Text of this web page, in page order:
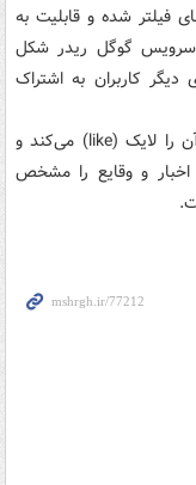
فیلتر شده و قابلیت به
سرویس گوگل ریدر شکل
دیگر کاربران به اشتراک
هر کاربر نیز در صورت پسندیدن یک مطلب، آن را لایک (like) می‌کند و
اخبار و وقایع را مشخص